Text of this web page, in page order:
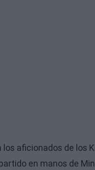
aficionados de los
en manos de